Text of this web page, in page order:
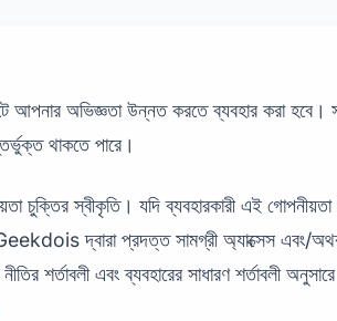
আপনার অভিজ্ঞতা উন্নত করতে ব্যবহার করা হবে।
থাকতে পারে।
স্বীকৃতি। যদি ব্যবহারকারী এই গোপনীয়তা
দ্বারা প্রদত্ত সামগ্রী অ্যাক্সেস এবং/
শর্তাবলী এবং ব্যবহারের সাধারণ শর্তাবলী